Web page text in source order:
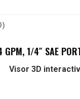
GPM, 1/4″ SAE
Visor 3D